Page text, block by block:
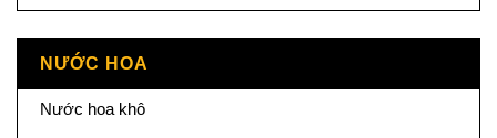
NƯỚC HOA
Nước hoa khô